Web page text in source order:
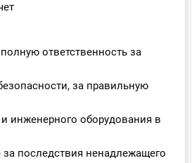
ответственность за
за правильную
и инженерного оборудования в
последствия ненадлежащего